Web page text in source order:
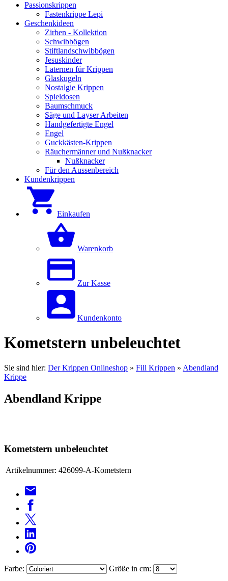
Passionskrippen
Fastenkrippe Lepi
Geschenkideen
Zirben - Kollektion
Schwibbögen
Stiftlandschwibbögen
Jesuskinder
Laternen für Krippen
Glaskugeln
Nostalgie Krippen
Spieldosen
Baumschmuck
Säge und Layser Arbeiten
Handgefertigte Engel
Engel
Guckkästen-Krippen
Räuchermänner und Nußknacker
Nußknacker
Für den Aussenbereich
Kundenkrippen
Einkaufen
Warenkorb
Zur Kasse
Kundenkonto
Kometstern unbeleuchtet
Sie sind hier: Der Krippen Onlineshop » Fill Krippen » Abendland
Krippe
Abendland Krippe
Kometstern unbeleuchtet
Artikelnummer: 426099-A-Kometstern
Farbe: Größe in cm: